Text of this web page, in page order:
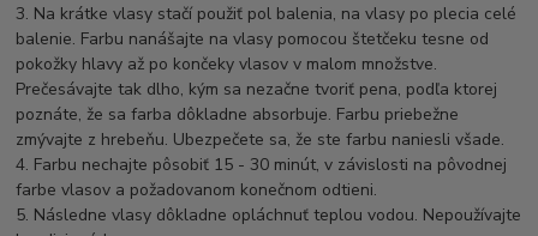
3. Na krátke vlasy stačí použiť pol balenia, na vlasy po plecia celé
balenie. Farbu nanášajte na vlasy pomocou štetčeku tesne od
pokožky hlavy až po končeky vlasov v malom množstve.
Prečesávajte tak dlho, kým sa nezačne tvoriť pena, podľa ktorej
poznáte, že sa farba dôkladne absorbuje. Farbu priebežne
zmývajte z hrebeňu. Ubezpečete sa, že ste farbu naniesli všade.
4. Farbu nechajte pôsobiť 15 - 30 minút, v závislosti na pôvodnej
farbe vlasov a požadovanom konečnom odtieni.
5. Následne vlasy dôkladne opláchnuť teplou vodou. Nepoužívajte